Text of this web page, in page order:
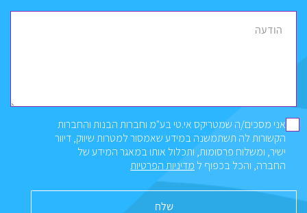
הודעה
אני מסכים/ה שמטריקס אי.טי בע"מ וחברות הבנות והחברות
הקשורות לה תשתמשנה במידע שאמסור למטרות שיווק, דיוור
ישיר, ומשלוח פרסומות, ותכלול אותו במאגר המידע של
החברה, והכל בכפוף ל מדיניות הפרטיות